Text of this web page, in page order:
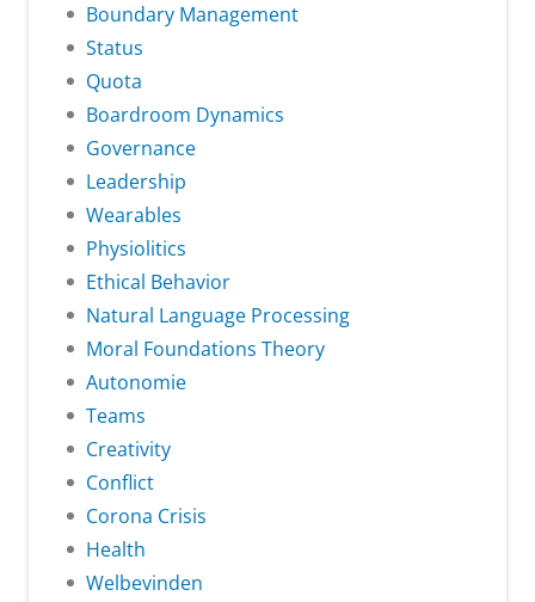
Boundary Management
Status
Quota
Boardroom Dynamics
Governance
Leadership
Wearables
Physiolitics
Ethical Behavior
Natural Language Processing
Moral Foundations Theory
Autonomie
Teams
Creativity
Conflict
Corona Crisis
Health
Welbevinden